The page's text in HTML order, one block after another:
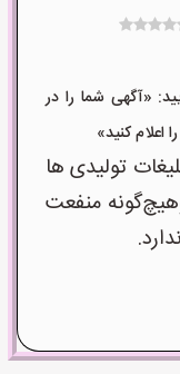
«آگهی شما را در
تولیدی ها
منفعت